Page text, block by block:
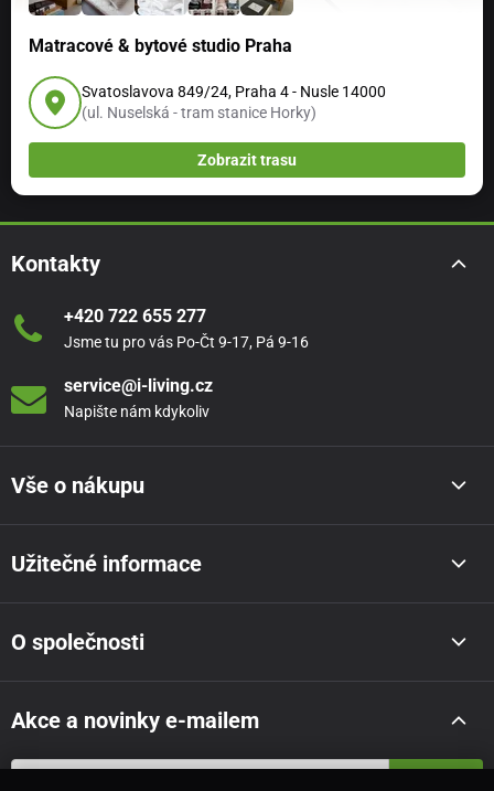
Matracové & bytové studio Praha
Svatoslavova 849/24, Praha 4 - Nusle 14000
(ul. Nuselská - tram stanice Horky)
Zobrazit trasu
Kontakty
+420 722 655 277
Jsme tu pro vás Po-Čt 9-17, Pá 9-16
service@i-living.cz
Napište nám kdykoliv
Vše o nákupu
Užitečné informace
O společnosti
Akce a novinky e-mailem